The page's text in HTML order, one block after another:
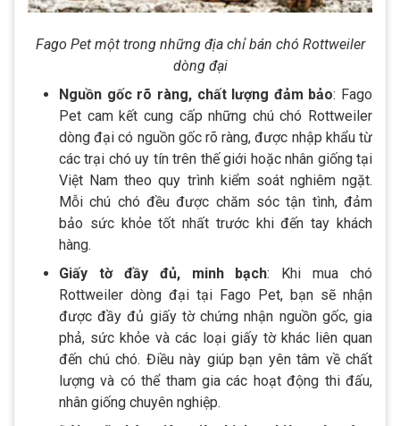
Fago Pet một trong những địa chỉ bán chó Rottweiler
dòng đại
Nguồn gốc rõ ràng, chất lượng đảm bảo: Fago
Pet cam kết cung cấp những chú chó Rottweiler
dòng đại có nguồn gốc rõ ràng, được nhập khẩu từ
các trại chó uy tín trên thế giới hoặc nhân giống tại
Việt Nam theo quy trình kiểm soát nghiêm ngặt.
Mỗi chú chó đều được chăm sóc tận tình, đảm
bảo sức khỏe tốt nhất trước khi đến tay khách
hàng.
Giấy tờ đầy đủ, minh bạch: Khi mua chó
Rottweiler dòng đại tại Fago Pet, bạn sẽ nhận
được đầy đủ giấy tờ chứng nhận nguồn gốc, gia
phả, sức khỏe và các loại giấy tờ khác liên quan
đến chú chó. Điều này giúp bạn yên tâm về chất
lượng và có thể tham gia các hoạt động thi đấu,
nhân giống chuyên nghiệp.